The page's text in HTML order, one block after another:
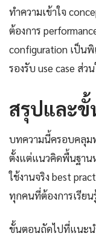
ทำความเข้าใจ
ต้องการ
configuration เป็นพิ
รองรับ use case ส่ว
สรุปและ
บทความนี้ครอบคลุม
ตั้งแต่แนวคิดพื้นฐาน
ใช้งานจริง best
ทุกคนที่ต้องการเรียน
ขั้นตอนถัดไปที่แนะน